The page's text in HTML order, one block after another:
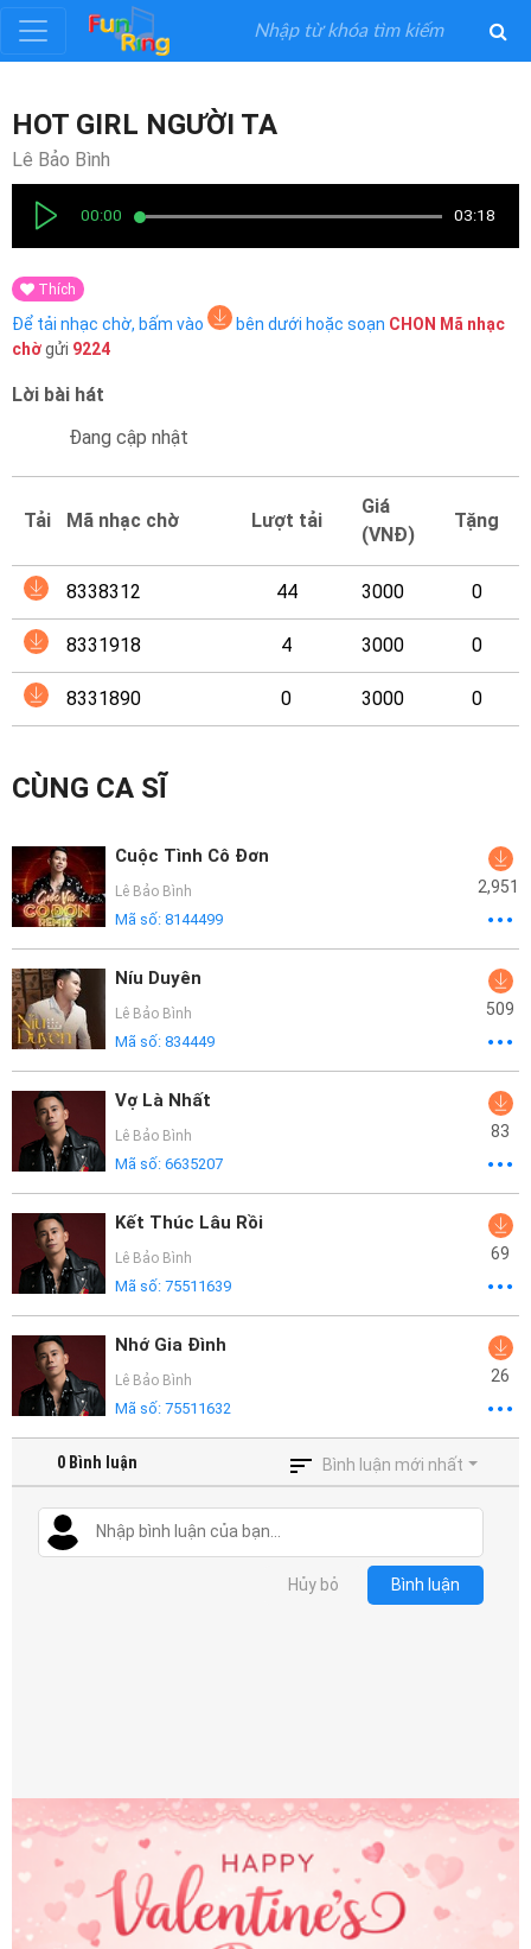
Đăng
ký
nhập
Thể
Loại
Nghệ
Mại
Hướng
Dẫn
Funring
Doanh
HOT GIRL NGƯỜI TA
Lê Bảo Bình
00:00 03:18
Thích
Để tải nhạc chờ, bấm vào bên dưới hoặc soạn CHON Mã nhạc
chờgửi 9224
Lời bài hát
Đang cập nhật
Tải Mã nhạc chờ Lượt tải
Giá
(VNĐ)
Tặng
8338312 44 3000 0
8331918 4 3000 0
8331890 0 3000 0
CÙNG CA SĨ
Cuộc Tình Cô Đơn
Lê Bảo Bình
Mã số: 8144499
2,951
Níu Duyên
Lê Bảo Bình
Mã số: 834449
509
Vợ Là Nhất
Lê Bảo Bình
Mã số: 6635207
83
Kết Thúc Lâu Rồi
Lê Bảo Bình
Mã số: 75511639
69
Nhớ Gia Đình
Lê Bảo Bình
Mã số: 75511632
26
0 Bình luận Bình luận mới nhất
Hủy bỏ Bình luận